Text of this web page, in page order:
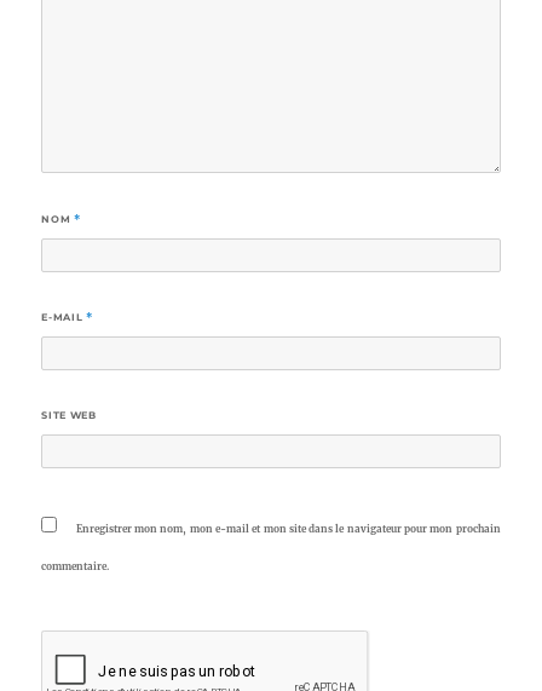
NOM *
E-MAIL *
SITE WEB
Enregistrer mon nom, mon e-mail et mon site dans le navigateur pour mon prochain
commentaire.